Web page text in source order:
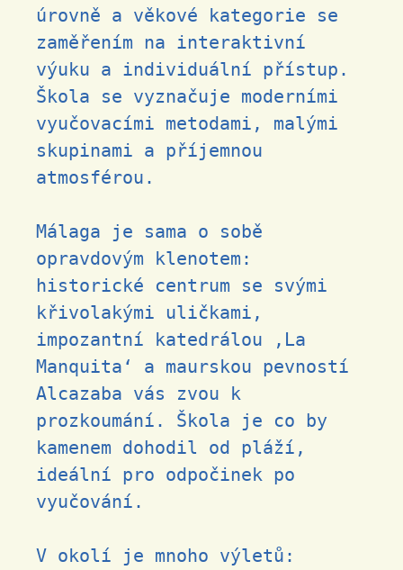
úrovně a věkové kategorie se
zaměřením na interaktivní
výuku a individuální přístup.
Škola se vyznačuje moderními
vyučovacími metodami, malými
skupinami a příjemnou
atmosférou.
Málaga je sama o sobě
opravdovým klenotem:
historické centrum se svými
křivolakými uličkami,
impozantní katedrálou ‚La
Manquita‘ a maurskou pevností
Alcazaba vás zvou k
prozkoumání. Škola je co by
kamenem dohodil od pláží,
ideální pro odpočinek po
vyučování.
V okolí je mnoho výletů: